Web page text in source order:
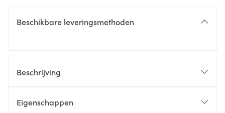
Beschikbare leveringsmethoden
Beschrijving
Eigenschappen